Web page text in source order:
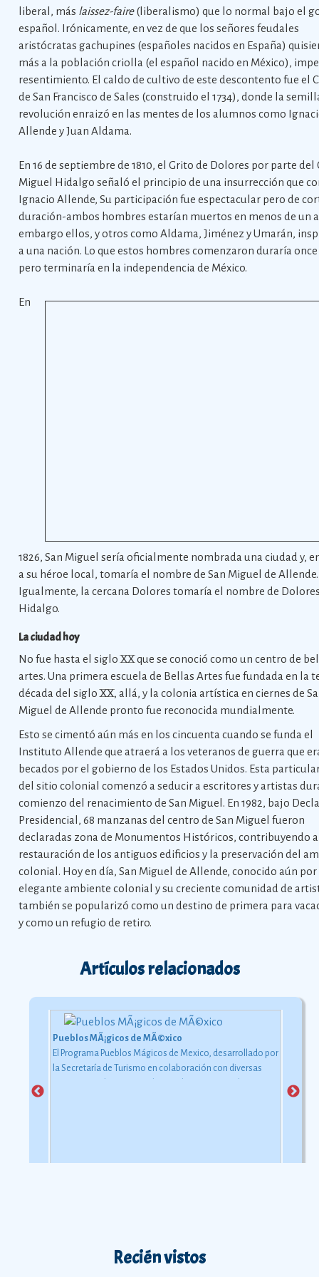
liberal, más laissez-faire(liberalismo) que lo normal bajo el
español. Irónicamente, en vez de que los señores feudales
aristócratas gachupines (españoles nacidos en España)
más a la población criolla (el español nacido en México),
resentimiento. El caldo de cultivo de este descontento fue el
de San Francisco de Sales (construido el 1734), donde la
revolución enraizó en las mentes de los alumnos como
Allende y Juan Aldama.
En 16 de septiembre de 1810, el Grito de Dolores por parte del
Miguel Hidalgo señaló el principio de una insurrección que
Ignacio Allende, Su participación fue espectacular pero de
duración-ambos hombres estarían muertos en menos de un
embargo ellos, y otros como Aldama, Jiménez y Umarán,
a una nación. Lo que estos hombres comenzaron duraría
pero terminaría en la independencia de México.
En
1826, San Miguel sería oficialmente nombrada una ciudad y,
a su héroe local, tomaría el nombre de San Miguel de Allende.
Igualmente, la cercana Dolores tomaría el nombre de
Hidalgo.
La ciudad hoy
No fue hasta el siglo XX que se conoció como un centro de
artes. Una primera escuela de Bellas Artes fue fundada en la
década del siglo XX, allá, y la colonia artística en ciernes de
Miguel de Allende pronto fue reconocida mundialmente.
Esto se cimentó aún más en los cincuenta cuando se funda el
Instituto Allende que atraerá a los veteranos de guerra que
becados por el gobierno de los Estados Unidos. Esta
del sitio colonial comenzó a seducir a escritores y artistas
comienzo del renacimiento de San Miguel. En 1982, bajo
Presidencial, 68 manzanas del centro de San Miguel fueron
declaradas zona de Monumentos Históricos, contribuyendo
restauración de los antiguos edificios y la preservación del
colonial. Hoy en día, San Miguel de Allende, conocido aún por
elegante ambiente colonial y su creciente comunidad de
también se popularizó como un destino de primera para
y como un refugio de retiro.
Artículos relacionados
Pueblos MÃ¡gicos de MÃ©xico
El Programa Pueblos Mágicos de Mexico, desarrollado por
la Secretaría de Turismo en colaboración con diversas
El Camino Real de Tierra Adentro
Este camino servÃ­a para transportar la plata extraÃ­da de
las minas de Zacatecas, Guanajuato y San Luis PotosÃ­,
Recién vistos